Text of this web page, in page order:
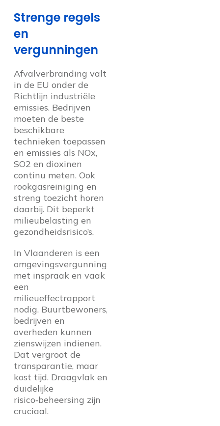
Strenge regels
en
vergunningen
Afvalverbranding valt
in de EU onder de
Richtlijn industriële
emissies. Bedrijven
moeten de beste
beschikbare
technieken toepassen
en emissies als NOx,
SO2 en dioxinen
continu meten. Ook
rookgasreiniging en
streng toezicht horen
daarbij. Dit beperkt
milieubelasting en
gezondheidsrisico’s.
In Vlaanderen is een
omgevingsvergunning
met inspraak en vaak
een
milieueffectrapport
nodig. Buurtbewoners,
bedrijven en
overheden kunnen
zienswijzen indienen.
Dat vergroot de
transparantie, maar
kost tijd. Draagvlak en
duidelijke
risico‑beheersing zijn
cruciaal.